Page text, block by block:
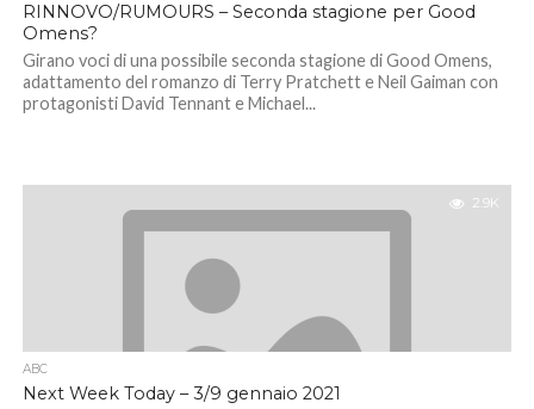
RINNOVO/RUMOURS – Seconda stagione per Good
Omens?
Girano voci di una possibile seconda stagione di Good Omens,
adattamento del romanzo di Terry Pratchett e Neil Gaiman con
protagonisti David Tennant e Michael...
2.9K
ABC
Next Week Today – 3/9 gennaio 2021